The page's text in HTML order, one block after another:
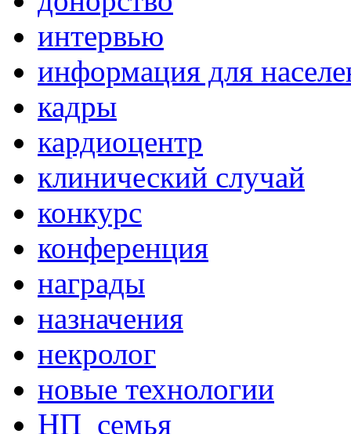
интервью
информация для
кадры
кардиоцентр
клинический случай
конкурс
конференция
награды
назначения
некролог
новые технологии
НП_семья